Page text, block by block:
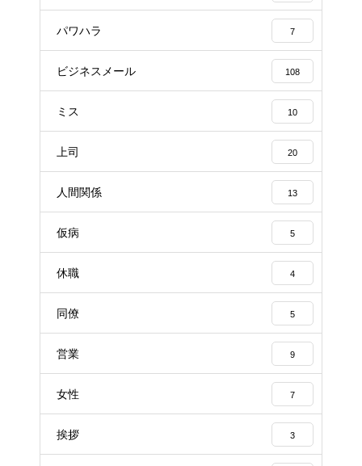
パワハラ 7
ビジネスメール 108
ミス 10
上司 20
人間関係 13
仮病 5
休職 4
同僚 5
営業 9
女性 7
挨拶 3